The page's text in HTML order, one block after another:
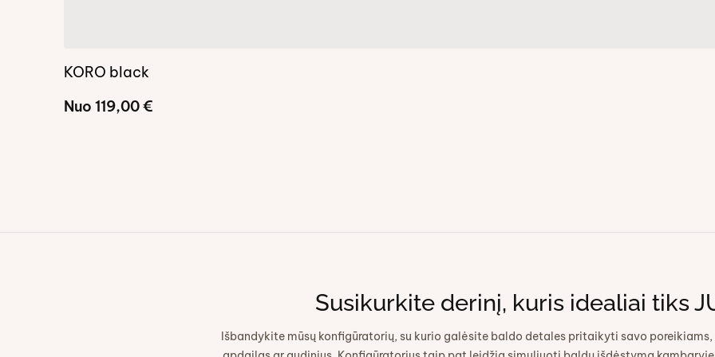
KORO black
Nuo 119,00€
Susikurkite derinį, kuris idealiai tiks
Išbandykite mūsų konfigūratorių, su kurio galėsite baldo detales pritaikyti savo